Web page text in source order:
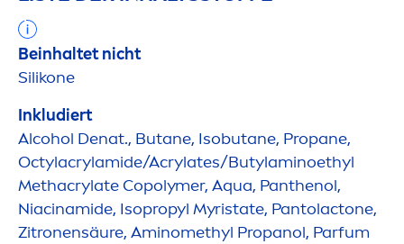
Beinhaltet nicht
Silikone
Inkludiert
Alcohol Denat., Butane, Isobutane, Propane,
Octylacrylamide/Acrylates/Butylaminoethyl
Methacrylate Copolymer, Aqua, Panthenol,
Niacinamide, Isopropyl Myristate, Pantolactone,
Zitronensäure, Aminomethyl Propanol, Parfum